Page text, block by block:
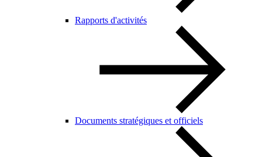
Rapports d'activités
Documents stratégiques et officiels